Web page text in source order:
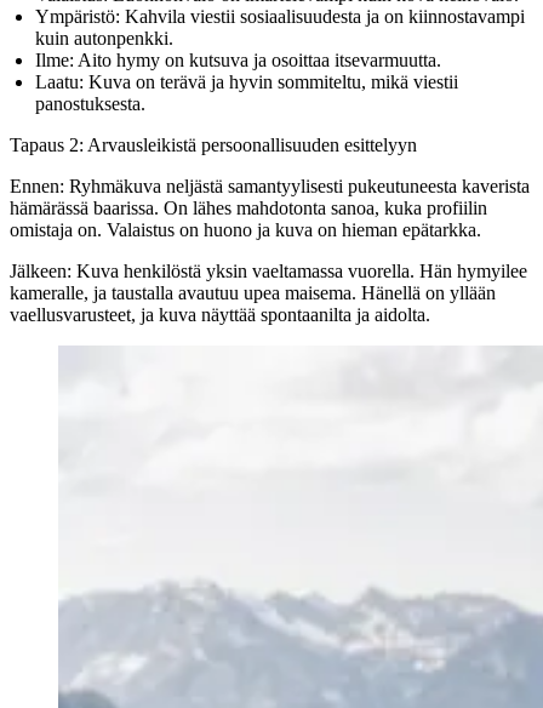
Ympäristö: Kahvila viestii sosiaalisuudesta ja on kiinnostavampi
kuin autonpenkki.
Ilme: Aito hymy on kutsuva ja osoittaa itsevarmuutta.
Laatu: Kuva on terävä ja hyvin sommiteltu, mikä viestii
panostuksesta.
Tapaus 2: Arvausleikistä persoonallisuuden esittelyyn
Ennen: Ryhmäkuva neljästä samantyylisesti pukeutuneesta kaverista
hämärässä baarissa. On lähes mahdotonta sanoa, kuka profiilin
omistaja on. Valaistus on huono ja kuva on hieman epätarkka.
Jälkeen: Kuva henkilöstä yksin vaeltamassa vuorella. Hän hymyilee
kameralle, ja taustalla avautuu upea maisema. Hänellä on yllään
vaellusvarusteet, ja kuva näyttää spontaanilta ja aidolta.